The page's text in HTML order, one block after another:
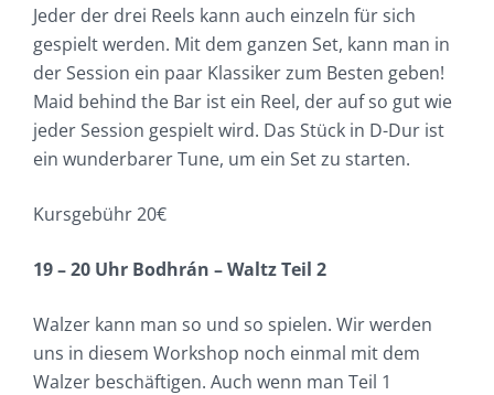
Jeder der drei Reels kann auch einzeln für sich
gespielt werden. Mit dem ganzen Set, kann man in
der Session ein paar Klassiker zum Besten geben!
Maid behind the Bar ist ein Reel, der auf so gut wie
jeder Session gespielt wird. Das Stück in D-Dur ist
ein wunderbarer Tune, um ein Set zu starten.
Kursgebühr 20€
19 – 20 Uhr Bodhrán – Waltz Teil 2
Walzer kann man so und so spielen. Wir werden
uns in diesem Workshop noch einmal mit dem
Walzer beschäftigen. Auch wenn man Teil 1